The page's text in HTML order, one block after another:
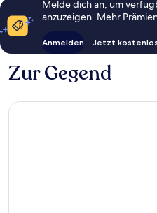
Melde dich an, um
anzuzeigen. Mehr
Anmelden Jetzt
Zur Gegend